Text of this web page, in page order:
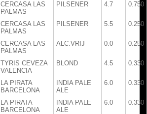
CERCASA LAS
PALMAS
PILSENER 4.7 0.750
CERCASA LAS
PALMAS
PILSENER 5.5 0.250
CERCASA LAS
PALMAS
ALC.VRIJ 0.0 0.250
TYRIS CEVEZA
VALENCIA
BLOND 4.5 0.330
LA PIRATA
BARCELONA
INDIA PALE
ALE
6.0 0.330
LA PIRATA
BARCELONA
INDIA PALE
ALE
6.0 0.330